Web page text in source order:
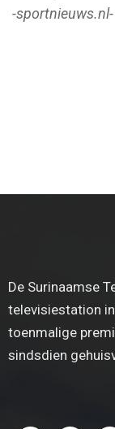
-sportnieuws.nl-
De Surinaamse
televisiestation
toenmalige
sindsdien